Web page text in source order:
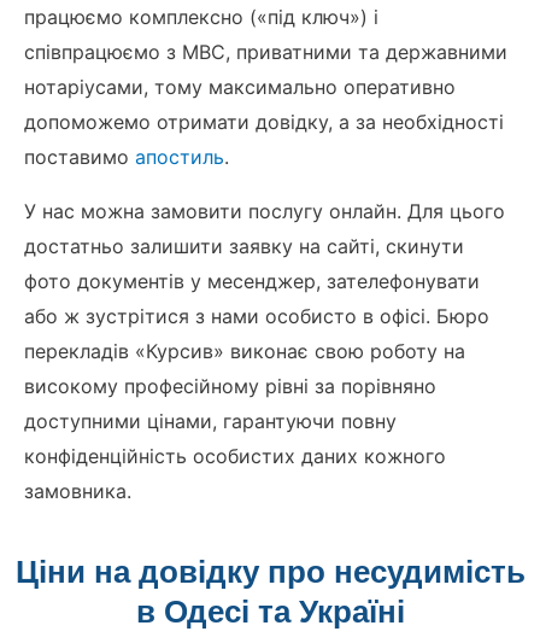
працюємо комплексно («під ключ») і
співпрацюємо з МВС, приватними та державними
нотаріусами, тому максимально оперативно
допоможемо отримати довідку, а за необхідності
поставимо апостиль.
У нас можна замовити послугу онлайн. Для цього
достатньо залишити заявку на сайті, скинути
фото документів у месенджер, зателефонувати
або ж зустрітися з нами особисто в офісі. Бюро
перекладів «Курсив» виконає свою роботу на
високому професійному рівні за порівняно
доступними цінами, гарантуючи повну
конфіденційність особистих даних кожного
замовника.
Ціни на довідку про несудимість
в Одесі та Україні